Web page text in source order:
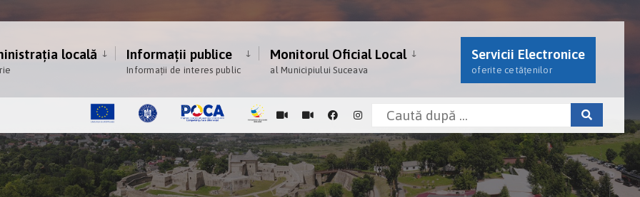
locală Informații publice
Informații de interes public
Monitorul Oficial Local
al Municipiului Suceava
Servicii Electronice
oferite cetățenilor